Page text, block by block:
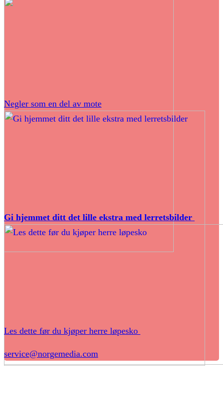
Negler som en del av mote
Gi hjemmet ditt det lille ekstra med lerretsbilder
Les dette før du kjøper herre løpesko
service@norgemedia.com